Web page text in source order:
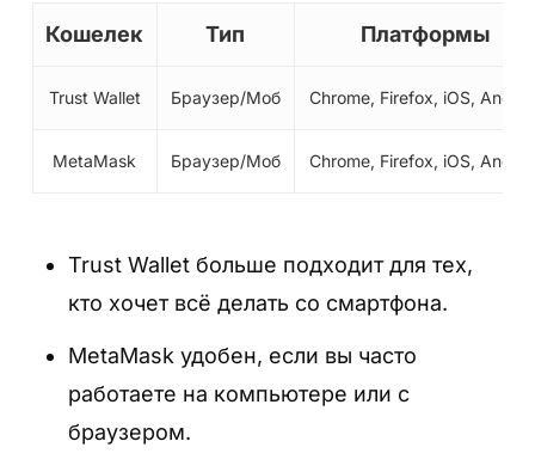
Кошелек Тип Платформы
Trust Wallet Браузер/Моб Chrome, Firefox, iOS,
MetaMask Браузер/Моб Chrome, Firefox, iOS,
Trust Wallet больше подходит для тех,
кто хочет всё делать со смартфона.
MetaMask удобен, если вы часто
работаете на компьютере или с
браузером.